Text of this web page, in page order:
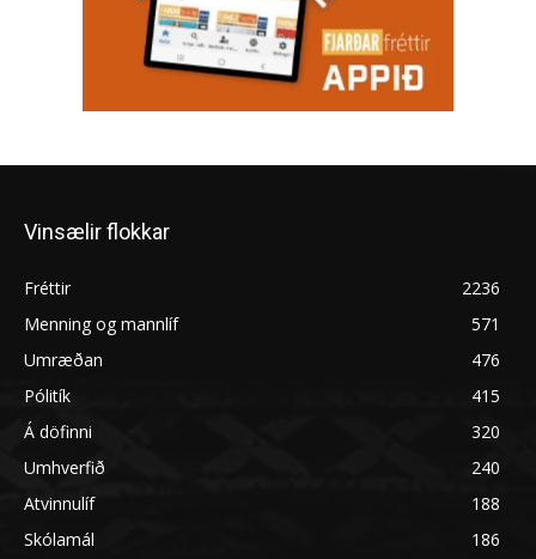
Vinsælir flokkar
Fréttir
2236
Menning og mannlíf
571
Umræðan
476
Pólitík
415
Á döfinni
320
Umhverfið
240
Atvinnulíf
188
Skólamál
186